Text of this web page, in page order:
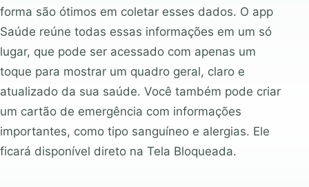
forma são ótimos em coletar esses dados. O app
Saúde reúne todas essas informações em um só
lugar, que pode ser acessado com apenas um
toque para mostrar um quadro geral, claro e
atualizado da sua saúde. Você também pode criar
um cartão de emergência com informações
importantes, como tipo sanguíneo e alergias. Ele
ficará disponível direto na Tela Bloqueada.